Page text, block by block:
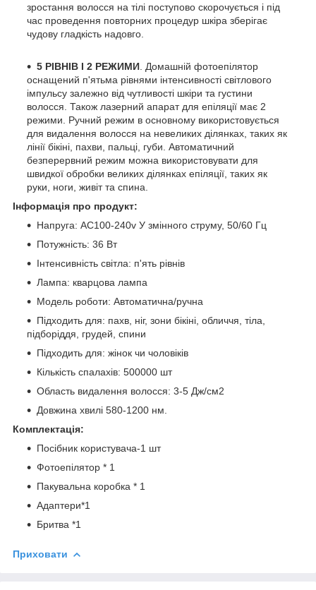
зростання волосся на тілі поступово скорочується і під
час проведення повторних процедур шкіра зберігає
чудову гладкість надовго.
5 РІВНІВ І 2 РЕЖИМИ . Домашній фотоепілятор
оснащений п'ятьма рівнями інтенсивності світлового
імпульсу залежно від чутливості шкіри та густини
волосся. Також лазерний апарат для епіляції має 2
режими. Ручний режим в основному використовується
для видалення волосся на невеликих ділянках, таких як
лінії бікіні, пахви, пальці, губи. Автоматичний
безперервний режим можна використовувати для
швидкої обробки великих ділянках епіляції, таких як
руки, ноги, живіт та спина.
Інформація про продукт:
Напруга: AC100-240v У змінного струму, 50/60 Гц
Потужність: 36 Вт
Інтенсивність світла: п'ять рівнів
Лампа: кварцова лампа
Модель роботи: Автоматична/ручна
Підходить для: пахв, ніг, зони бікіні, обличчя, тіла,
підборіддя, грудей, спини
Підходить для: жінок чи чоловіків
Кількість спалахів: 500000 шт
Область видалення волосся: 3-5 Дж/см2
Довжина хвилі 580-1200 нм.
Комплектація:
Посібник користувача-1 шт
Фотоепілятор * 1
Пакувальна коробка * 1
Адаптери*1
Бритва *1
Приховати